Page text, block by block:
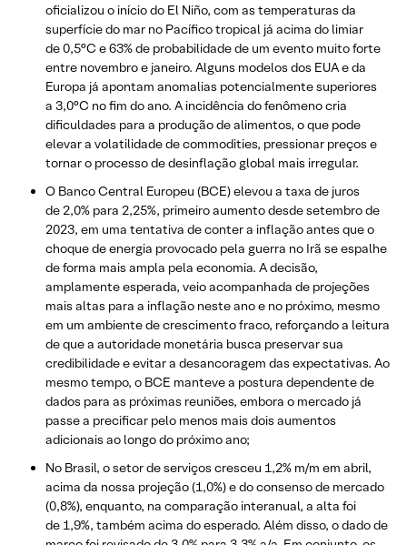
oficializou o início do El Niño, com as temperaturas da
superfície do mar no Pacífico tropical já acima do limiar
de 0,5°C e 63% de probabilidade de um evento muito forte
entre novembro e janeiro. Alguns modelos dos EUA e da
Europa já apontam anomalias potencialmente superiores
a 3,0°C no fim do ano. A incidência do fenômeno cria
dificuldades para a produção de alimentos, o que pode
elevar a volatilidade de commodities, pressionar preços e
tornar o processo de desinflação global mais irregular.
O Banco Central Europeu (BCE) elevou a taxa de juros
de 2,0% para 2,25%, primeiro aumento desde setembro de
2023, em uma tentativa de conter a inflação antes que o
choque de energia provocado pela guerra no Irã se espalhe
de forma mais ampla pela economia. A decisão,
amplamente esperada, veio acompanhada de projeções
mais altas para a inflação neste ano e no próximo, mesmo
em um ambiente de crescimento fraco, reforçando a leitura
de que a autoridade monetária busca preservar sua
credibilidade e evitar a desancoragem das expectativas. Ao
mesmo tempo, o BCE manteve a postura dependente de
dados para as próximas reuniões, embora o mercado já
passe a precificar pelo menos mais dois aumentos
adicionais ao longo do próximo ano;
No Brasil, o setor de serviços cresceu 1,2% m/m em abril,
acima da nossa projeção (1,0%) e do consenso de mercado
(0,8%), enquanto, na comparação interanual, a alta foi
de 1,9%, também acima do esperado. Além disso, o dado de